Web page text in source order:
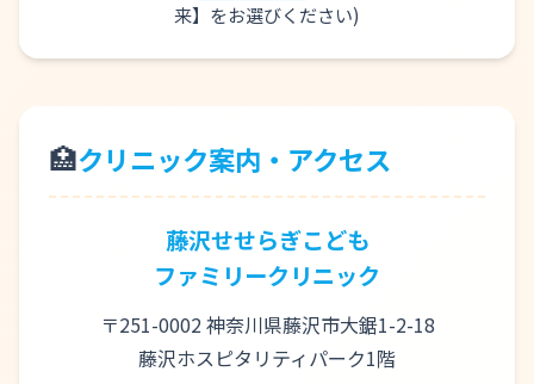
来】をお選びください)
🏥クリニック案内・アクセス
藤沢せせらぎこども
ファミリークリニック
〒251-0002 神奈川県藤沢市大鋸1-2-18
藤沢ホスピタリティパーク1階